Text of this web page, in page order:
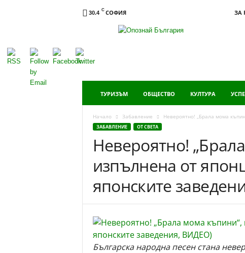
30.4 C СОФИЯ ЗА
ТУРИЗЪМ ОБЩЕСТВО КУЛТУРА
Начало Забавление Невероятно! „Брала мома
ЗАБАВЛЕНИЕ ОТ СВЕТА
Невероятно!
изпълнена от
японските
Българска народна песен стана